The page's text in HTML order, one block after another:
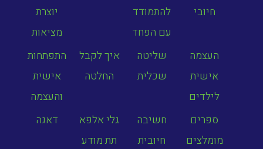
חיובי
להתמודד
עם הפחד
יוצרת
מציאות
העצמה
אישית
לילדים
שליטה
שכלית
איך לקבל
החלטה
התפתחות
אישית
והעצמה
ספרים
מומלצים
חשיבה
חיובית
גלי אלפא
תת מודע
דאגה